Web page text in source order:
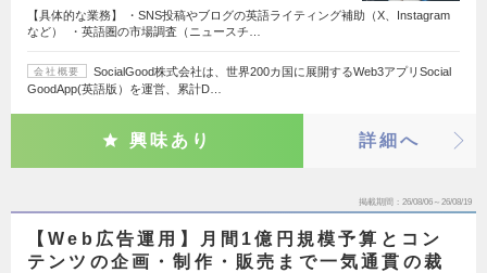
【具体的な業務】 ・SNS投稿やブログの英語ライティング補助（X、Instagram
など） ・英語圏の市場調査（ニュースチ…
会社概要
SocialGood株式会社は、世界200カ国に展開するWeb3アプリSocial
GoodApp(英語版）を運営、累計D…
興味あり 詳細へ
掲載期間 26/08/06～26/08/19
【Web広告運用】月間1億円規模予算とコン
テンツの企画・制作・販売まで一気通貫の裁